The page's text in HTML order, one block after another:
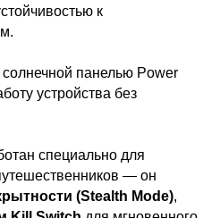
к
панелью Power
устройства без
специально для
— он
(Stealth Mode),